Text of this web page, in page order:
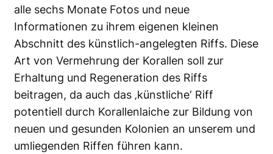
alle sechs Monate Fotos und neue
Informationen zu ihrem eigenen kleinen
Abschnitt des künstlich-angelegten Riffs. Diese
Art von Vermehrung der Korallen soll zur
Erhaltung und Regeneration des Riffs
beitragen, da auch das ‚künstliche‘ Riff
potentiell durch Korallenlaiche zur Bildung von
neuen und gesunden Kolonien an unserem und
umliegenden Riffen führen kann.